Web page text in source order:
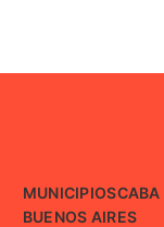
MUNICIPIOSCABA
BUENOS AIRES